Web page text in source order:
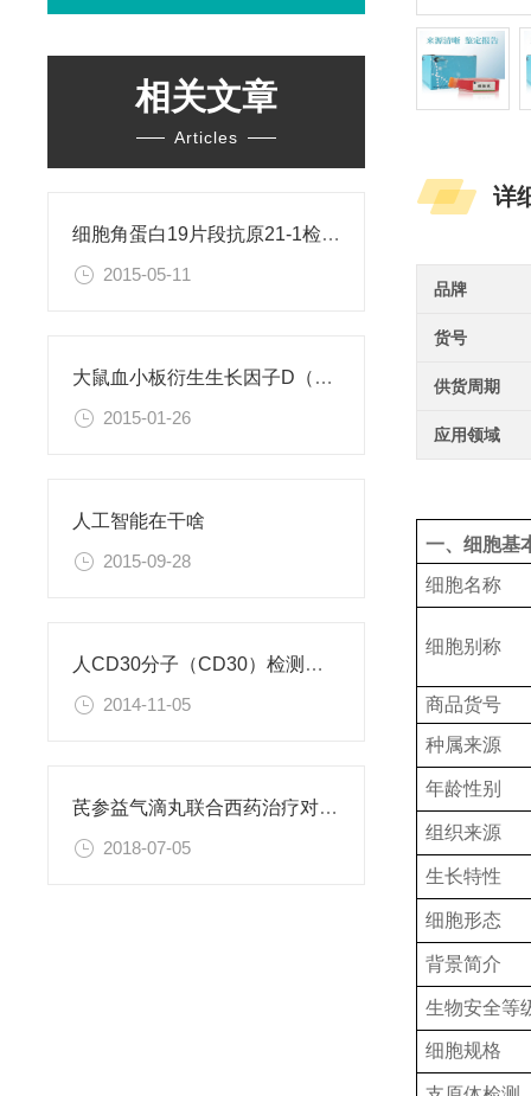
相关文章
Articles
细胞角蛋白19片段抗原21-1检测试剂盒
2015-05-11
大鼠血小板衍生生长因子D（PDGFD）ELISA试剂盒
2015-01-26
人工智能在干啥
2015-09-28
人CD30分子（CD30）检测试剂盒
2014-11-05
芪参益气滴丸联合西药治疗对稳定型心绞痛患者血清抵抗素水平的影响
2018-07-05
详
品牌
货号
供货周期
应用领域
一、细胞基
细胞名称
细胞别称
商品货号
种属来源
年龄性别
组织来源
生长特性
细胞形态
背景简介
生物安全等
细胞规格